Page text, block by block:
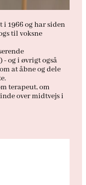
i 1966 og har siden
til voksne
) - og i øvrigt også
at åbne og dele
terapeut, om
over midtvejs i